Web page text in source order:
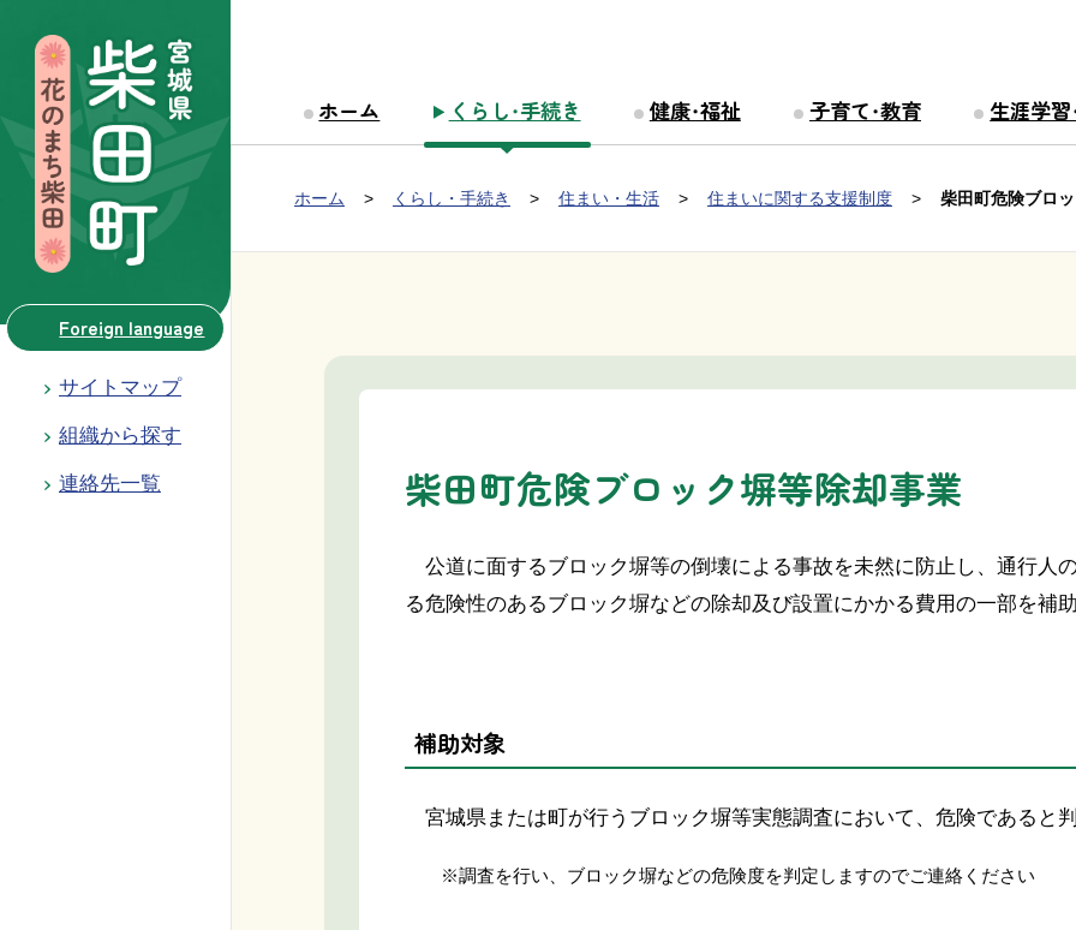
Foreign language
サイトマップ
組織から探す
連絡先一覧
Group NAV
ホーム くらし・手続き 健康・福祉 子育て・教育 生涯学習
現在位置：
ホーム くらし・手続き 住まい・生活 住まいに関する支援制度 柴田町危険ブロ
柴田町危険ブロック塀等除却事業
公道に面するブロック塀等の倒壊による事故を未然に防止し、通行人
る危険性のあるブロック塀などの除却及び設置にかかる費用の一部を補
補助対象
宮城県または町が行うブロック塀等実態調査において、危険であると
※調査を行い、ブロック塀などの危険度を判定しますのでご連絡ください